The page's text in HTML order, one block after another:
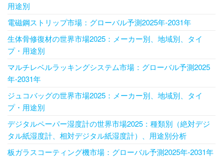
用途別
電磁鋼ストリップ市場：グローバル予測2025年-2031年
生体骨修復材の世界市場2025：メーカー別、地域別、タイ
プ・用途別
マルチレベルラッキングシステム市場：グローバル予測2025
年-2031年
ジュコバッグの世界市場2025：メーカー別、地域別、タイ
プ・用途別
デジタルペーパー湿度計の世界市場2025：種類別（絶対デジ
タル紙湿度計、相対デジタル紙湿度計）、用途別分析
板ガラスコーティング機市場：グローバル予測2025年-2031年